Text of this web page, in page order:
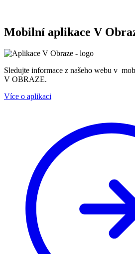
Mobilní aplikace V
Sledujte informace z našeho webu v
V OBRAZE.
Více o aplikaci